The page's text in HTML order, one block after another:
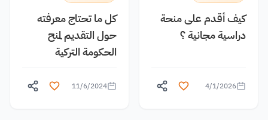
كيف أقدم على منحة
دراسية مجانية ؟
4/1/2026
كل ما تحتاج معرفته
حول التقديم لمنح
الحكومة التركية
11/6/2024